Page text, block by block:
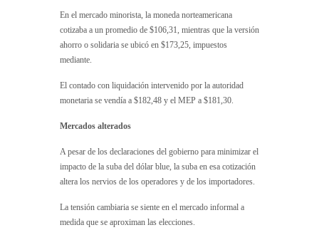
En el mercado minorista, la moneda norteamericana
cotizaba a un promedio de $106,31, mientras que la versión
ahorro o solidaria se ubicó en $173,25, impuestos
mediante.
El contado con liquidación intervenido por la autoridad
monetaria se vendía a $182,48 y el MEP a $181,30.
Mercados alterados
A pesar de los declaraciones del gobierno para minimizar el
impacto de la suba del dólar blue, la suba en esa cotización
altera los nervios de los operadores y de los importadores.
La tensión cambiaria se siente en el mercado informal a
medida que se aproximan las elecciones.